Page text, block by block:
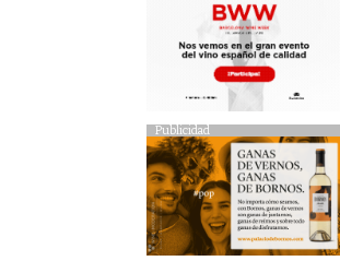
Publicidad